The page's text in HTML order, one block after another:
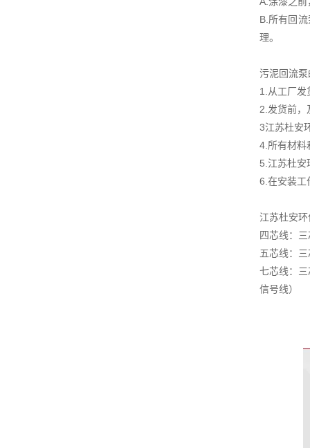
B.所有回
理。
污泥回流
1.从工厂发
2.发货前，
3江苏杜安
4.所有材料
5.江苏杜安
6.在安装工
江苏杜安
四芯线：
五芯线：
七芯线：
信号线）